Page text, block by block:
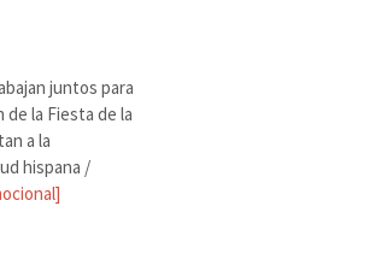
juntos para
de la Fiesta de la
a la
hispana /